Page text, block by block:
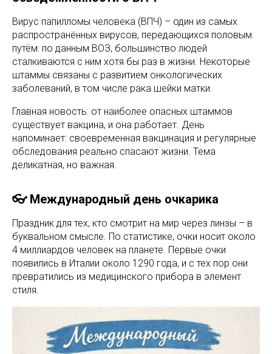
Вирус папилломы человека (ВПЧ) – один из самых
распространённых вирусов, передающихся половым
путём: по данным ВОЗ, большинство людей
сталкиваются с ним хотя бы раз в жизни. Некоторые
штаммы связаны с развитием онкологических
заболеваний, в том числе рака шейки матки.
Главная новость: от наиболее опасных штаммов
существует вакцина, и она работает. День
напоминает: своевременная вакцинация и регулярные
обследования реально спасают жизни. Тема
деликатная, но важная.
👓 Международный день очкарика
Праздник для тех, кто смотрит на мир через линзы – в
буквальном смысле. По статистике, очки носит около
4 миллиардов человек на планете. Первые очки
появились в Италии около 1290 года, и с тех пор они
превратились из медицинского прибора в элемент
стиля.